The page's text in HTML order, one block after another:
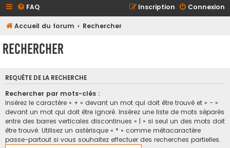
FAQ Connexion
Inscription
Accueil du forum Rechercher
Rechercher
REQUÊTE DE LA RECHERCHE
Rechercher par mots-clés :
Insérez le caractère « + » devant un mot qui doit être trouvé et « - »
devant un mot qui doit être ignoré. Insérez une liste de mots séparés
entre des barres verticales discontinues « | » si seul un des mots doit
être trouvé. Utilisez un astérisque « * » comme métacaractère
passe-partout si vous souhaitez effectuer des recherches partielles.